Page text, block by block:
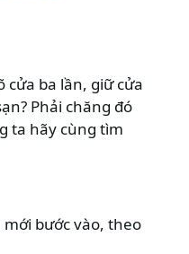
cửa ba lần, giữ cửa
Phải chăng đó
ta hãy cùng tìm
bước vào, theo